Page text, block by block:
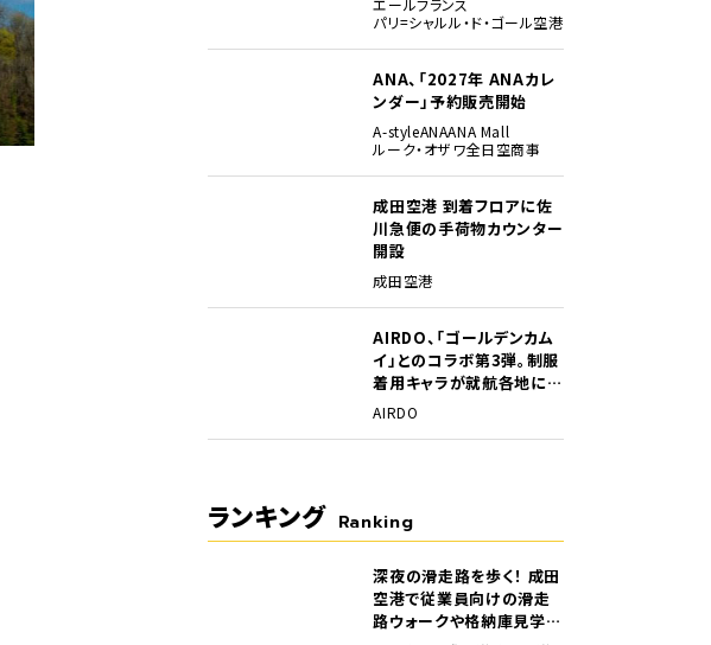
エールフランス
パリ=シャルル・ド・ゴール空港
ANA、「2027年 ANAカレ
ンダー」予約販売開始
A-styleANAANA Mall
ルーク・オザワ全日空商事
成田空港 到着フロアに佐
川急便の手荷物カウンター
開設
成田空港
AIRDO、「ゴールデンカム
イ」とのコラボ第3弾。制服
着用キャラが就航各地に登
場
AIRDO
ランキング Ranking
深夜の滑走路を歩く！ 成田
空港で従業員向けの滑走
路ウォークや格納庫見学イ